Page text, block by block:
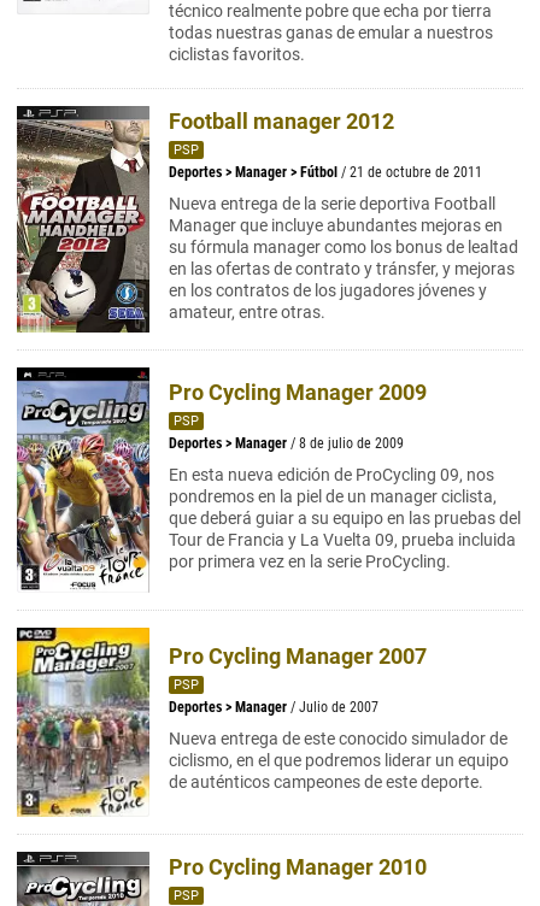
técnico realmente pobre que echa por tierra
todas nuestras ganas de emular a nuestros
ciclistas favoritos.
Football manager 2012
PSP
Deportes > Manager > Fútbol / 21 de octubre de 2011
Nueva entrega de la serie deportiva Football
Manager que incluye abundantes mejoras en
su fórmula manager como los bonus de lealtad
en las ofertas de contrato y tránsfer, y mejoras
en los contratos de los jugadores jóvenes y
amateur, entre otras.
Pro Cycling Manager 2009
PSP
Deportes > Manager / 8 de julio de 2009
En esta nueva edición de ProCycling 09, nos
pondremos en la piel de un manager ciclista,
que deberá guiar a su equipo en las pruebas del
Tour de Francia y La Vuelta 09, prueba incluida
por primera vez en la serie ProCycling.
Pro Cycling Manager 2007
PSP
Deportes > Manager / Julio de 2007
Nueva entrega de este conocido simulador de
ciclismo, en el que podremos liderar un equipo
de auténticos campeones de este deporte.
Pro Cycling Manager 2010
PSP